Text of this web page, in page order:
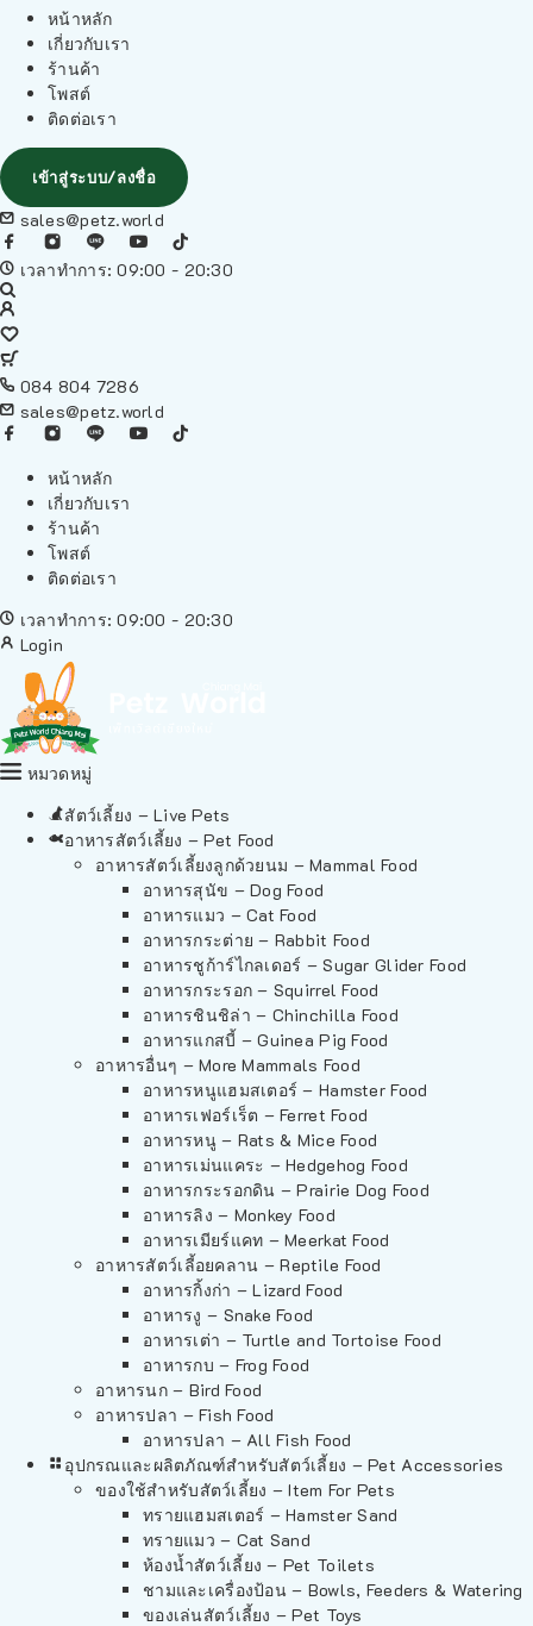
หน้าหลัก
เกี่ยวกับเรา
ร้านค้า
โพสต์
ติดต่อเรา
เข้าสู่ระบบ/ลงชื่อ
sales@petz.world
เวลาทำการ: 09:00 - 20:30
084 804 7286
sales@petz.world
หน้าหลัก
เกี่ยวกับเรา
ร้านค้า
โพสต์
ติดต่อเรา
เวลาทำการ: 09:00 - 20:30
Login
หมวดหมู่
สัตว์เลี้ยง – Live Pets
อาหารสัตว์เลี้ยง – Pet Food
อาหารสัตว์เลี้ยงลูกด้วยนม – Mammal Food
อาหารสุนัข – Dog Food
อาหารแมว – Cat Food
อาหารกระต่าย – Rabbit Food
อาหารชูก้าร์ไกลเดอร์ – Sugar Glider Food
อาหารกระรอก – Squirrel Food
อาหารชินชิล่า – Chinchilla Food
อาหารแกสบี้ – Guinea Pig Food
อาหารอื่นๆ – More Mammals Food
อาหารหนูแฮมสเตอร์ – Hamster Food
อาหารเฟอร์เร็ต – Ferret Food
อาหารหนู – Rats & Mice Food
อาหารเม่นแคระ – Hedgehog Food
อาหารกระรอกดิน – Prairie Dog Food
อาหารลิง – Monkey Food
อาหารเมียร์แคท – Meerkat Food
อาหารสัตว์เลี้อยคลาน – Reptile Food
อาหารกิ้งก่า – Lizard Food
อาหารงู – Snake Food
อาหารเต่า – Turtle and Tortoise Food
อาหารกบ – Frog Food
อาหารนก – Bird Food
อาหารปลา – Fish Food
อาหารปลา – All Fish Food
อุปกรณและผลิตภัณฑ์สำหรับสัตว์เลี้ยง – Pet Accessories
ของใช้สำหรับสัตว์เลี้ยง – Item For Pets
ทรายแฮมสเตอร์ – Hamster Sand
ทรายแมว – Cat Sand
ห้องน้ำสัตว์เลี้ยง – Pet Toilets
ชามและเครื่องป้อน – Bowls, Feeders & Watering
ของเล่นสัตว์เลี้ยง – Pet Toys